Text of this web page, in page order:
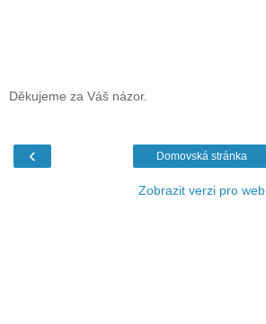
Děkujeme za Váš názor.
‹ Domovská stránka
Zobrazit verzi pro web